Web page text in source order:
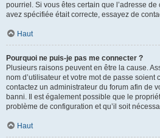
pourriel. Si vous êtes certain que l’adresse
avez spécifiée était correcte, essayez de
Haut
Pourquoi ne puis-je pas me connecter ?
Plusieurs raisons peuvent en être la cause.
nom d’utilisateur et votre mot de passe soient
contactez un administrateur du forum afin de
banni. Il est également possible que le
problème de configuration et qu’il soit
Haut